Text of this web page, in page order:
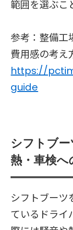
範囲を選ぶこ
参考：整備工
費用感の考え
https://
guide
シフトブー
熱・車検へ
シフトブーツ
ているドライ